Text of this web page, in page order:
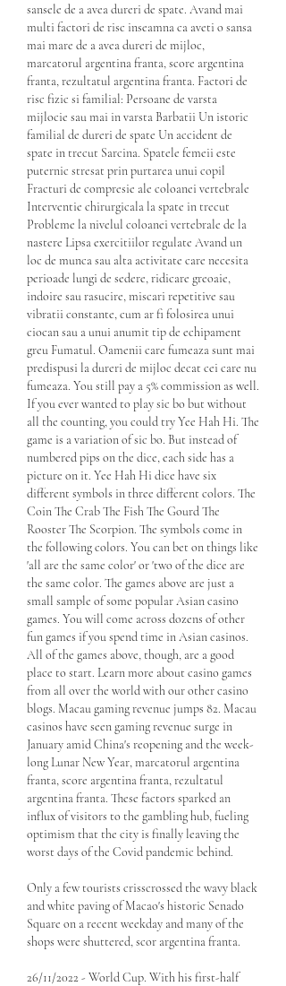
sansele de a avea dureri de spate. Avand mai
multi factori de risc inseamna ca aveti o sansa
mai mare de a avea dureri de mijloc,
marcatorul argentina franta, score argentina
franta, rezultatul argentina franta. Factori de
risc fizic si familial: Persoane de varsta
mijlocie sau mai in varsta Barbatii Un istoric
familial de dureri de spate Un accident de
spate in trecut Sarcina. Spatele femeii este
puternic stresat prin purtarea unui copil
Fracturi de compresie ale coloanei vertebrale
Interventie chirurgicala la spate in trecut
Probleme la nivelul coloanei vertebrale de la
nastere Lipsa exercitiilor regulate Avand un
loc de munca sau alta activitate care necesita
perioade lungi de sedere, ridicare greoaie,
indoire sau rasucire, miscari repetitive sau
vibratii constante, cum ar fi folosirea unui
ciocan sau a unui anumit tip de echipament
greu Fumatul. Oamenii care fumeaza sunt mai
predispusi la dureri de mijloc decat cei care nu
fumeaza. You still pay a 5% commission as well.
If you ever wanted to play sic bo but without
all the counting, you could try Yee Hah Hi. The
game is a variation of sic bo. But instead of
numbered pips on the dice, each side has a
picture on it. Yee Hah Hi dice have six
different symbols in three different colors. The
Coin The Crab The Fish The Gourd The
Rooster The Scorpion. The symbols come in
the following colors. You can bet on things like
'all are the same color' or 'two of the dice are
the same color. The games above are just a
small sample of some popular Asian casino
games. You will come across dozens of other
fun games if you spend time in Asian casinos.
All of the games above, though, are a good
place to start. Learn more about casino games
from all over the world with our other casino
blogs. Macau gaming revenue jumps 82. Macau
casinos have seen gaming revenue surge in
January amid China's reopening and the week-
long Lunar New Year, marcatorul argentina
franta, score argentina franta, rezultatul
argentina franta. These factors sparked an
influx of visitors to the gambling hub, fueling
optimism that the city is finally leaving the
worst days of the Covid pandemic behind.
Only a few tourists crisscrossed the wavy black
and white paving of Macao's historic Senado
Square on a recent weekday and many of the
shops were shuttered, scor argentina franta.
26/11/2022 - World Cup. With his first-half